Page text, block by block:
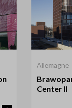
Allemagne
Center II